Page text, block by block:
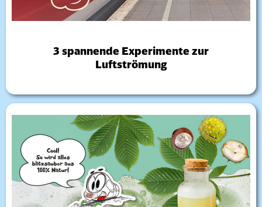
3 spannende Experimente zur
Luftströmung